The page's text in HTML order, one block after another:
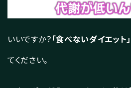
いいですか？「食べないダイエット」
てください。